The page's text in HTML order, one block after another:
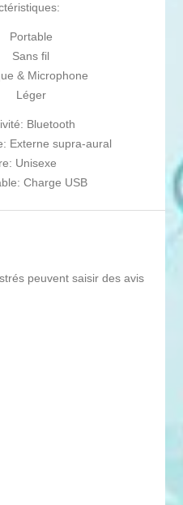
Portable
Sans fil
& Microphone
Léger
Bluetooth
Externe supra-aural
Unisexe
Charge USB
peuvent saisir des avis